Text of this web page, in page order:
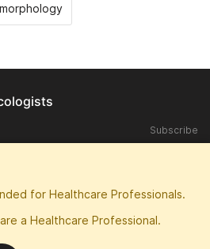
for Healthcare Professionals.
a Healthcare Professional.
Subscribe
published on the site, belongs to
in the media without the consent of the